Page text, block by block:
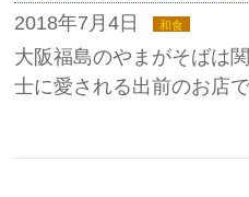
2018年7月4日 和食
大阪福島のやまがそばは
士に愛される出前のお店で